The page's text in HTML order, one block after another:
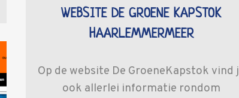
WEBSITE DE GROENE KAPSTOK
HAARLEMMERMEER
Op de website De GroeneKapstok vind
ook allerlei informatie rondom